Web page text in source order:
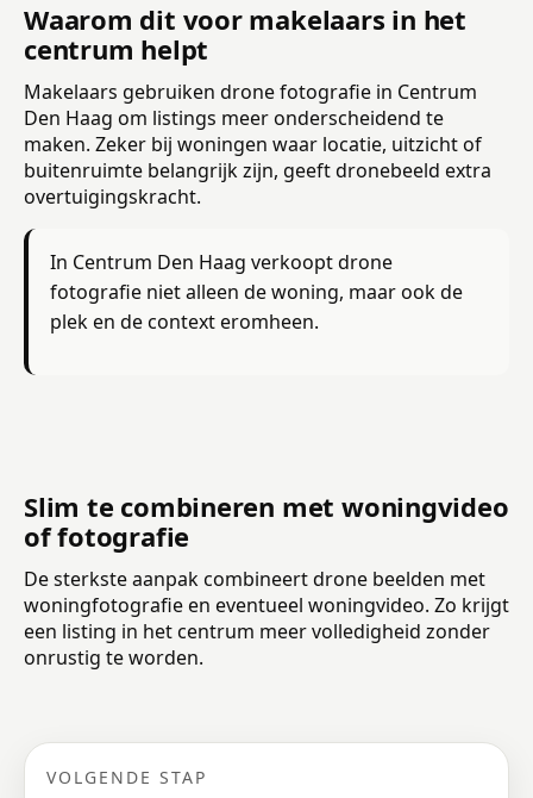
Waarom dit voor makelaars in het
centrum helpt
Makelaars gebruiken drone fotografie in Centrum
Den Haag om listings meer onderscheidend te
maken. Zeker bij woningen waar locatie, uitzicht of
buitenruimte belangrijk zijn, geeft dronebeeld extra
overtuigingskracht.
In Centrum Den Haag verkoopt drone
fotografie niet alleen de woning, maar ook de
plek en de context eromheen.
Slim te combineren met woningvideo
of fotografie
De sterkste aanpak combineert drone beelden met
woningfotografie en eventueel woningvideo. Zo krijgt
een listing in het centrum meer volledigheid zonder
onrustig te worden.
VOLGENDE STAP